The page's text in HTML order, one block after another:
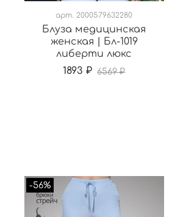
арт. 2000579632280
Блуза медицинская
женская | Бл-1019
либерти люкс
1893 ₽ 6569 ₽
-56%